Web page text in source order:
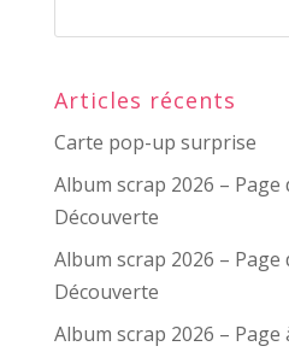
Articles récents
Carte pop-up surprise
Album scrap 2026 – Page
Découverte
Album scrap 2026 – Page
Découverte
Album scrap 2026 –